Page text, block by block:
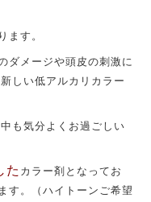
ます。
ダメージや頭皮の刺激に
しい低アルカリカラー
も気分よくお過ごしい
た カラー剤となってお
す。（ハイトーンご希望